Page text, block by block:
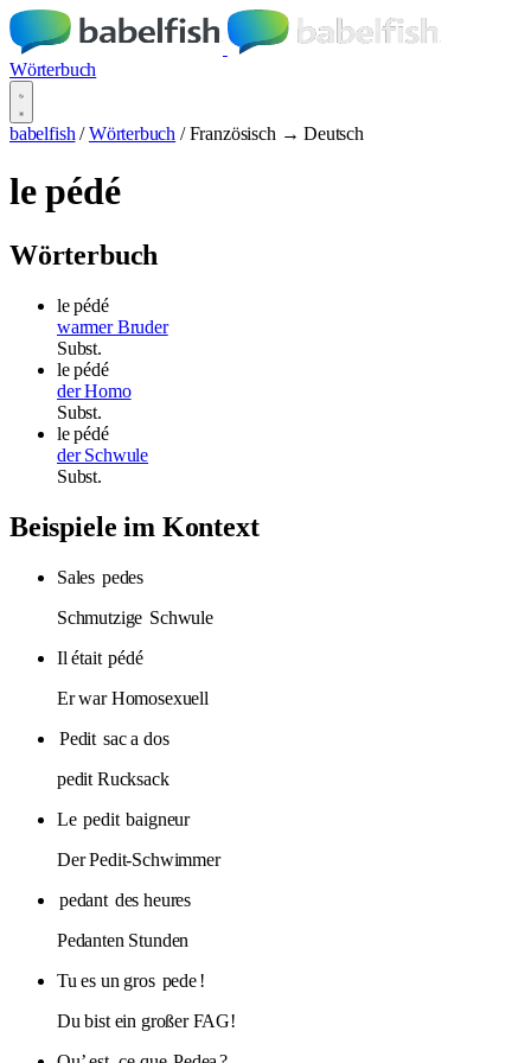
Wörterbuch
babelfish / Wörterbuch / Französisch → Deutsch
le pédé
Wörterbuch
le pédé
warmer Bruder
Subst.
le pédé
der Homo
Subst.
le pédé
der Schwule
Subst.
Beispiele im Kontext
Sales pedes
Schmutzige Schwule
Il était pédé
Er war Homosexuell
Pedit sac a dos
pedit Rucksack
Le pedit baigneur
Der Pedit-Schwimmer
pedant des heures
Pedanten Stunden
Tu es un gros pede!
Du bist ein großer FAG!